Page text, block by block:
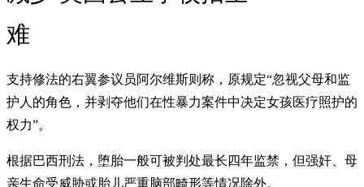
难
支持修法的右翼参议员阿尔维斯则称，原规定“忽视父母和监
护人的角色，并剥夺他们在性暴力案件中决定女孩医疗照护的
权力”。
根据巴西刑法，堕胎一般可被判处最长四年监禁，但强奸、母
亲生命受威胁或胎儿严重脑部畸形等情况除外。